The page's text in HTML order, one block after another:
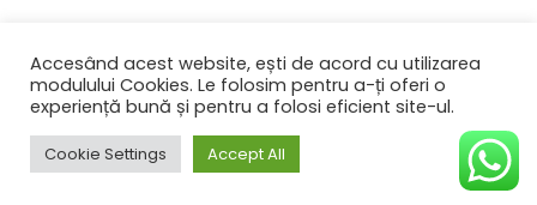
Website realizat de UtilHelp Software&Solutions
Accesând acest website, ești de acord cu utilizarea
modulului Cookies. Le folosim pentru a-ți oferi o
experiență bună și pentru a folosi eficient site-ul.
Cookie Settings Accept All